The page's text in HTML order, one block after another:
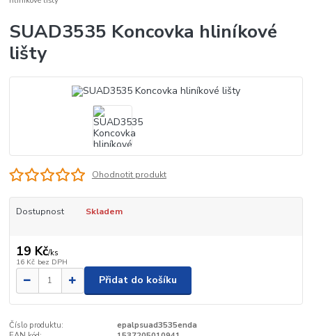
SUAD3535 Koncovka hliníkové
lišty
Ohodnotit produkt
Dostupnost Skladem
19 Kč/ks
16 Kč bez DPH
Přidat do košíku
Číslo produktu:
epalpsuad3535enda